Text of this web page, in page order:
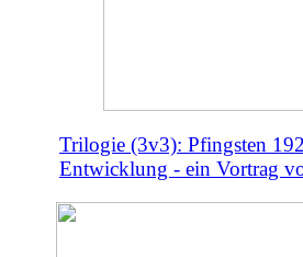
Trilogie (3v3): Pfingsten
Entwicklung - ein Vortrag